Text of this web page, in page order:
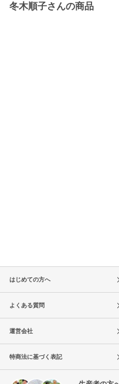
冬木順子さんの商品
はじめての方へ
よくある質問
運営会社
特商法に基づく表記